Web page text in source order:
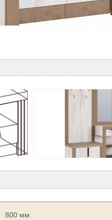
800 мм.